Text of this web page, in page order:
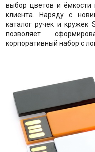
выбор цветов и ёмкости
клиента. Наряду с
каталог ручек и кружек
позволяет
корпоративный набор с